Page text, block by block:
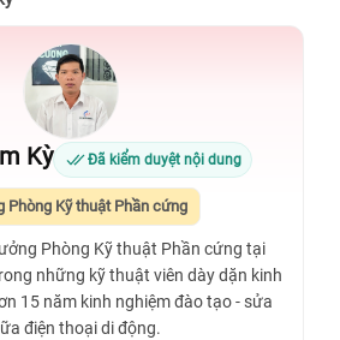
Kỳ Đã kiểm duyệt nội dung
Phòng Kỹ thuật Phần cứng
Phòng Kỹ thuật Phần cứng tại
những kỹ thuật viên dày dặn kinh
15 năm kinh nghiệm đào tạo - sửa
điện thoại di động.